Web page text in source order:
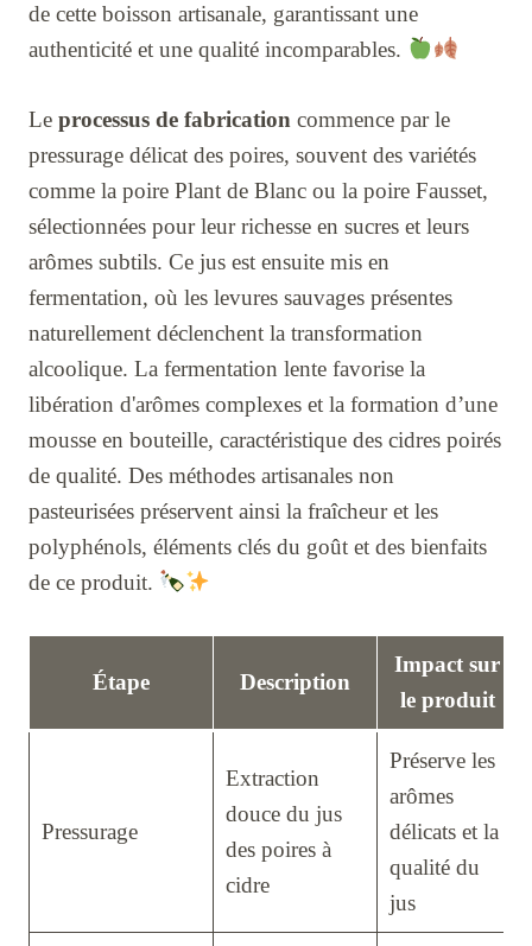
de cette boisson artisanale, garantissant une
authenticité et une qualité incomparables.
Le processus de fabrication commence par le
pressurage délicat des poires, souvent des variétés
comme la poire Plant de Blanc ou la poire Fausset,
sélectionnées pour leur richesse en sucres et leurs
arômes subtils. Ce jus est ensuite mis en
fermentation, où les levures sauvages présentes
naturellement déclenchent la transformation
alcoolique. La fermentation lente favorise la
libération d'arômes complexes et la formation d’une
mousse en bouteille, caractéristique des cidres poirés
de qualité. Des méthodes artisanales non
pasteurisées préservent ainsi la fraîcheur et les
polyphénols, éléments clés du goût et des bienfaits
de ce produit.
Étape Description
Impact sur
le produit
Pressurage
Extraction
douce du jus
des poires à
cidre
Préserve les
arômes
délicats et la
qualité du
jus